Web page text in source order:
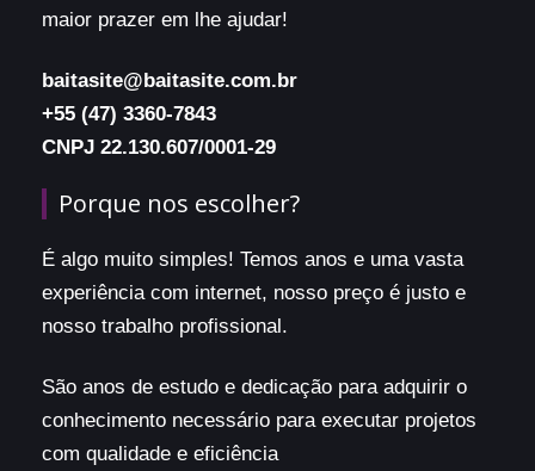
maior prazer em lhe ajudar!
baitasite@baitasite.com.br
+55 (47) 3360-7843
CNPJ 22.130.607/0001-29
Porque nos escolher?
É algo muito simples! Temos anos e uma vasta
experiência com internet, nosso preço é justo e
nosso trabalho profissional.
São anos de estudo e dedicação para adquirir o
conhecimento necessário para executar projetos
com qualidade e eficiência